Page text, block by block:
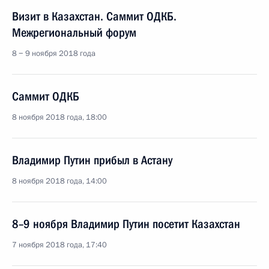
Визит в Казахстан. Саммит ОДКБ.
Межрегиональный форум
8 − 9 ноября 2018 года
Саммит ОДКБ
8 ноября 2018 года, 18:00
Владимир Путин прибыл в Астану
8 ноября 2018 года, 14:00
8–9 ноября Владимир Путин посетит Казахстан
7 ноября 2018 года, 17:40